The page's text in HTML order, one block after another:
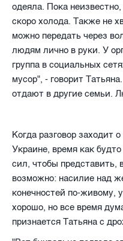
одеяла. Пока
скоро холода. Также не
можно передать через
людям лично в руки. У
группа в социальных
мусор", - говорит
отдают в другие семьи.
Когда разговор заходит
Украине, время как
сил, чтобы представить,
возможно: насилие над
конечностей по-живому,
хорошо, но все время
признается Татьяна с